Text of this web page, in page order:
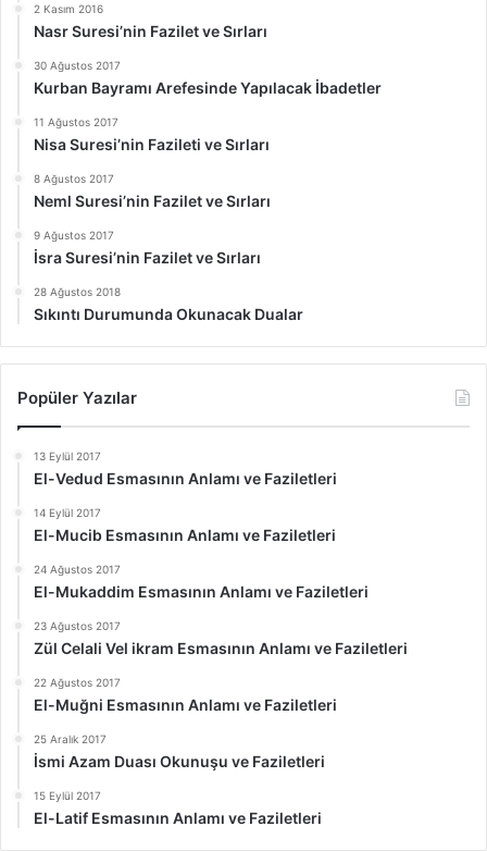
2 Kasım 2016
Nasr Suresi’nin Fazilet ve Sırları
30 Ağustos 2017
Kurban Bayramı Arefesinde Yapılacak İbadetler
11 Ağustos 2017
Nisa Suresi’nin Fazileti ve Sırları
8 Ağustos 2017
Neml Suresi’nin Fazilet ve Sırları
9 Ağustos 2017
İsra Suresi’nin Fazilet ve Sırları
28 Ağustos 2018
Sıkıntı Durumunda Okunacak Dualar
Popüler Yazılar
13 Eylül 2017
El-Vedud Esmasının Anlamı ve Faziletleri
14 Eylül 2017
El-Mucib Esmasının Anlamı ve Faziletleri
24 Ağustos 2017
El-Mukaddim Esmasının Anlamı ve Faziletleri
23 Ağustos 2017
Zül Celali Vel ikram Esmasının Anlamı ve Faziletleri
22 Ağustos 2017
El-Muğni Esmasının Anlamı ve Faziletleri
25 Aralık 2017
İsmi Azam Duası Okunuşu ve Faziletleri
15 Eylül 2017
El-Latif Esmasının Anlamı ve Faziletleri